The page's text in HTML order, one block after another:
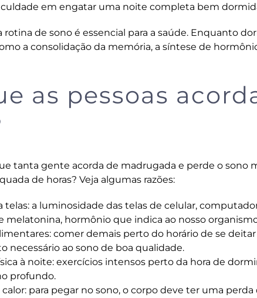
em engatar uma noite completa bem
rotina de sono é essencial para a saúde. Enquanto
a consolidação da memória, a síntese de
as pessoas
tanta gente acorda de madrugada e perde o sono
de horas? Veja algumas razões:
telas: a luminosidade das telas de celular,
melatonina, hormônio que indica ao nosso
comer demais perto do horário de se
necessário ao sono de boa qualidade.
à noite: exercícios intensos perto da hora de
profundo.
calor: para pegar no sono, o corpo deve ter uma